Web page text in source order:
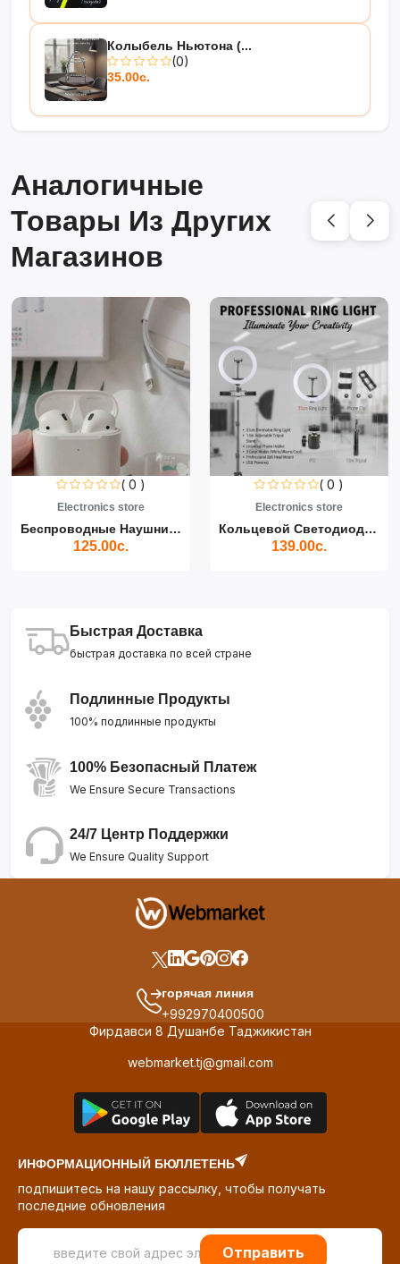
Колыбель Ньютона (...
(0)
35.00с.
Аналогичные
Товары Из Других
Магазинов
( 0 )
Electronics store
Беспроводные Наушники Air...
125.00с.
( 0 )
Electronics store
Кольцевой Светодиодный Св...
139.00с.
Быстрая Доставка
быстрая доставка по всей стране
Подлинные Продукты
100% подлинные продукты
100% Безопасный Платеж
We Ensure Secure Transactions
24/7 Центр Поддержки
We Ensure Quality Support
горячая линия
+992970400500
Фирдавси 8 Душанбе Таджикистан
webmarket.tj@gmail.com
ИНФОРМАЦИОННЫЙ БЮЛЛЕТЕНЬ
подпишитесь на нашу рассылку, чтобы получать
последние обновления
Отправить